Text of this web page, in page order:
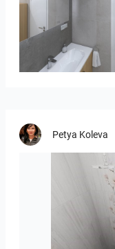
Róža-05
Petya Koleva